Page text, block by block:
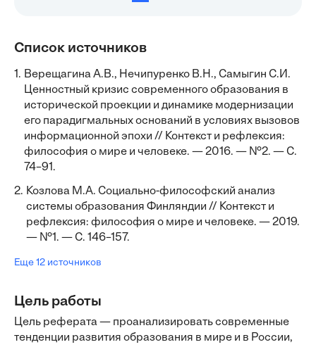
Список источников
1. Верещагина А.В., Нечипуренко В.Н., Самыгин С.И.
Ценностный кризис современного образования в
исторической проекции и динамике модернизации
его парадигмальных оснований в условиях вызовов
информационной эпохи // Контекст и рефлексия:
философия о мире и человеке. — 2016. — №2. — С.
74–91.
2. Козлова М.А. Социально-философский анализ
системы образования Финляндии // Контекст и
рефлексия: философия о мире и человеке. — 2019.
— №1. — С. 146–157.
Еще 12 источников
Цель работы
Цель реферата — проанализировать современные
тенденции развития образования в мире и в России,